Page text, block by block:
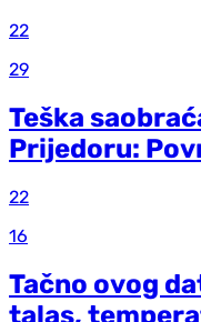
22
29
Teška
Prijedoru:
22
16
Tačno ovog
talas,